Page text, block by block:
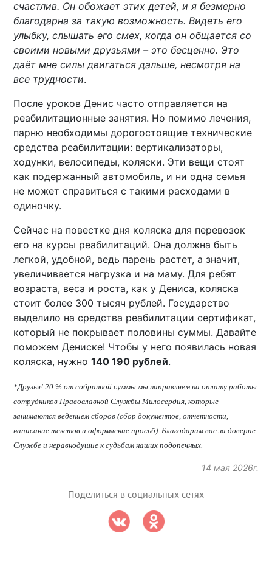
счастлив. Он обожает этих детей, и я безмерно
благодарна за такую возможность. Видеть его
улыбку, слышать его смех, когда он общается со
своими новыми друзьями – это бесценно. Это
даёт мне силы двигаться дальше, несмотря на
все трудности.
После уроков Денис часто отправляется на
реабилитационные занятия. Но помимо лечения,
парню необходимы дорогостоящие технические
средства реабилитации: вертикализаторы,
ходунки, велосипеды, коляски. Эти вещи стоят
как подержанный автомобиль, и ни одна семья
не может справиться с такими расходами в
одиночку.
Сейчас на повестке дня коляска для перевозок
его на курсы реабилитаций. Она должна быть
легкой, удобной, ведь парень растет, а значит,
увеличивается нагрузка и на маму. Для ребят
возраста, веса и роста, как у Дениса, коляска
стоит более 300 тысяч рублей. Государство
выделило на средства реабилитации сертификат,
который не покрывает половины суммы. Давайте
поможем Дениске! Чтобы у него появилась новая
коляска, нужно140 190 рублей.
*Друзья! 20 % от собранной суммы мы направляем на оплату работы
сотрудников Православной Службы Милосердия, которые
занимаются ведением сборов (сбор документов, отчетности,
написание текстов и оформление просьб). Благодарим вас за доверие
Службе и неравнодушие к судьбам наших подопечных.
14 мая 2026г.
Поделиться в социальных сетях